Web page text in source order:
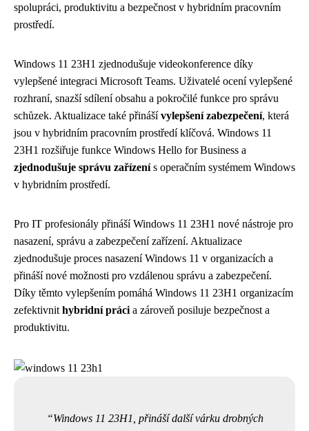
spolupráci, produktivitu a bezpečnost v hybridním pracovním
prostředí.
Windows 11 23H1 zjednodušuje videokonference díky
vylepšené integraci Microsoft Teams. Uživatelé ocení vylepšené
rozhraní, snazší sdílení obsahu a pokročilé funkce pro správu
schůzek. Aktualizace také přinášívylepšení zabezpečení, která
jsou v hybridním pracovním prostředí klíčová. Windows 11
23H1 rozšiřuje funkce Windows Hello for Business a
zjednodušuje správu zařízenís operačním systémem Windows
v hybridním prostředí.
Pro IT profesionály přináší Windows 11 23H1 nové nástroje pro
nasazení, správu a zabezpečení zařízení. Aktualizace
zjednodušuje proces nasazení Windows 11 v organizacích a
přináší nové možnosti pro vzdálenou správu a zabezpečení.
Díky těmto vylepšením pomáhá Windows 11 23H1 organizacím
zefektivnit hybridní práci a zároveň posiluje bezpečnost a
produktivitu.
Windows 11 23H1, přináší další várku drobných